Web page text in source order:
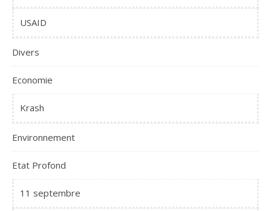
USAID
Divers
Economie
Krash
Environnement
Etat Profond
11 septembre